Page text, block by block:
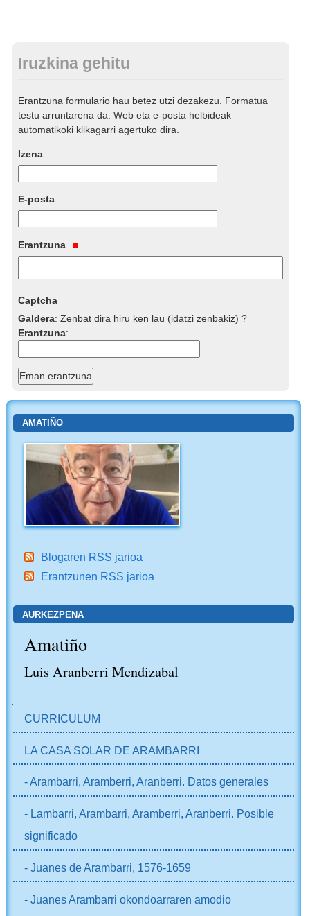
Iruzkina gehitu
Erantzuna formulario hau betez utzi dezakezu. Formatua
testu arruntarena da. Web eta e-posta helbideak
automatikoki klikagarri agertuko dira.
Izena
E-posta
Erantzuna
Captcha
Galdera:Zenbat dira hiru ken lau (idatzi zenbakiz) ?
Erantzuna:
AMATIÑO
Blogaren RSS jarioa
Erantzunen RSS jarioa
AURKEZPENA
Amatiño
Luis Aranberri Mendizabal
CURRICULUM
LA CASA SOLAR DE ARAMBARRI
- Arambarri, Aramberri, Aranberri. Datos generales
- Lambarri, Arambarri, Aramberri, Aranberri. Posible
significado
- Juanes de Arambarri, 1576-1659
- Juanes Arambarri okondoarraren amodio